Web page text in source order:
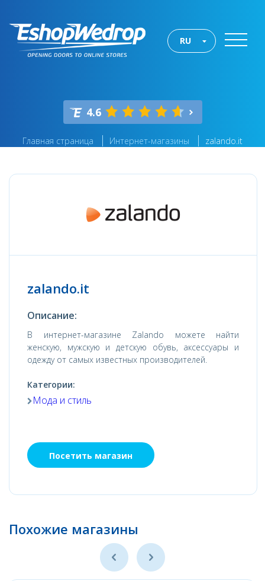
RU
4.6
Главная страница Интернет-магазины zalando.it
zalando.it
Описание:
В интернет-магазине Zalando можете найти
женскую, мужскую и детскую обувь, аксессуары и
одежду от самых известных производителей.
Категории:
Мода и стиль
Посетить магазин
Похожие магазины